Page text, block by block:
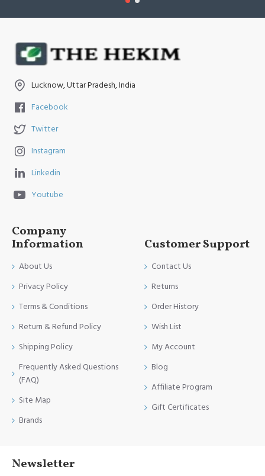
Lucknow, Uttar Pradesh, India
Facebook
Twitter
Instagram
Linkedin
Youtube
Company
Information
About Us
Privacy Policy
Terms & Conditions
Return & Refund Policy
Shipping Policy
Frequently Asked Questions
(FAQ)
Site Map
Brands
Customer Support
Contact Us
Returns
Order History
Wish List
My Account
Blog
Affiliate Program
Gift Certificates
Newsletter